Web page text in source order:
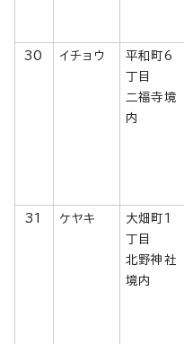
30 イチョウ
平和町6
丁目
二福寺境
内
31 ケヤキ
大畑町1
丁目
北野神社
境内